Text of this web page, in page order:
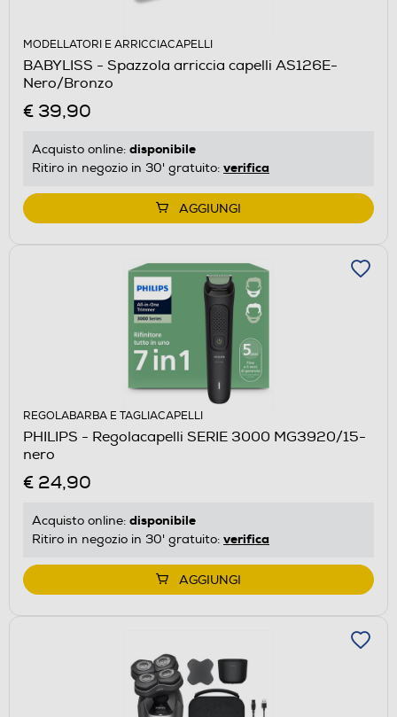
MODELLATORI E ARRICCIACAPELLI
BABYLISS - Spazzola arriccia capelli AS126E-
Nero/Bronzo
€ 39,90
Acquisto online: disponibile
Ritiro in negozio in 30' gratuito: verifica
AGGIUNGI
REGOLABARBA E TAGLIACAPELLI
PHILIPS - Regolacapelli SERIE 3000 MG3920/15-
nero
€ 24,90
Acquisto online: disponibile
Ritiro in negozio in 30' gratuito: verifica
AGGIUNGI